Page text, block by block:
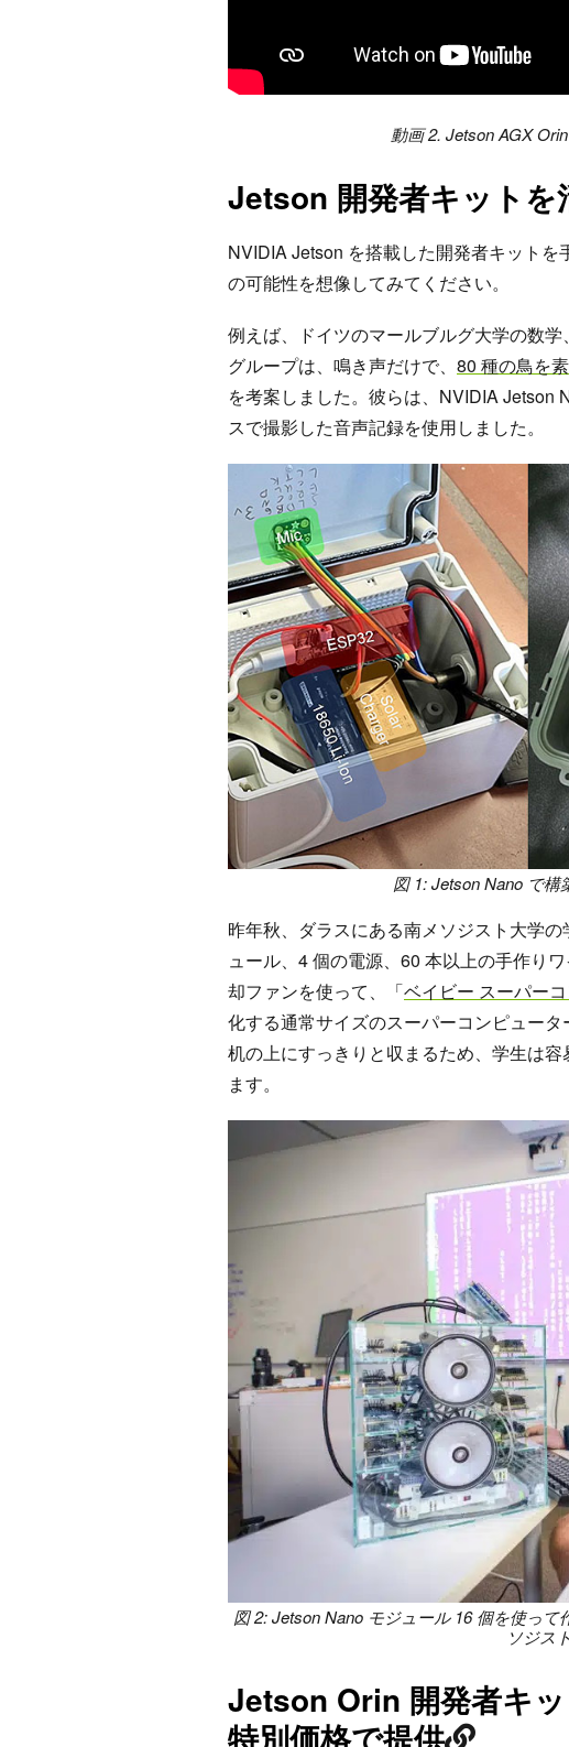
動画 2. Jetson AGX
Jetson 開発者キットを
NVIDIA Jetson を搭載した開発者キット
の可能性を想像してみてください。
例えば、ドイツのマールブルグ大学の数
グループは、鳴き声だけで、 80 種の鳥を
を考案しました。彼らは、NVIDIA Jetson
スで撮影した音声記録を使用しました。
図 1: Jetson Nano で構
昨年秋、ダラスにある南メソジスト大学
ュール、4 個の電源、60 本以上の手作り
却ファンを使って、「ベイビー スーパー
化する通常サイズのスーパーコンピュー
机の上にすっきりと収まるため、学生は
ます。
図 2: Jetson Nano モジュール 16 個を使っ
ソジス
Jetson Orin 開発者キ
特別価格で提供